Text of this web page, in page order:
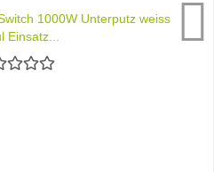
1000W Unterputz weiss
Einsatz...